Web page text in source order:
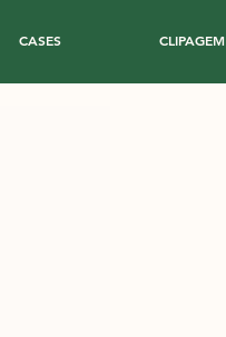
CASES CLIPAGEM